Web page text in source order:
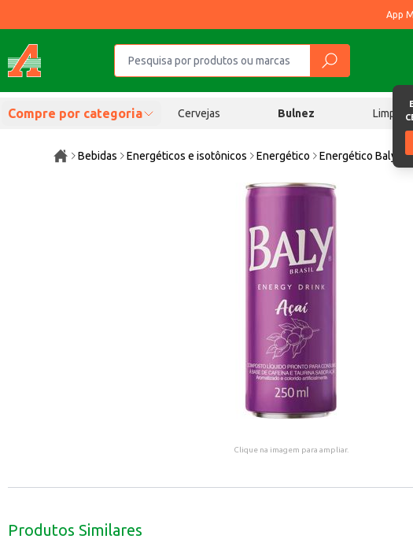
App
Compre por categoria Cervejas Bulnez Limpeza
Bebidas Energéticos e isotônicos Energético Energético Baly
Clique na imagem para ampliar.
Produtos Similares